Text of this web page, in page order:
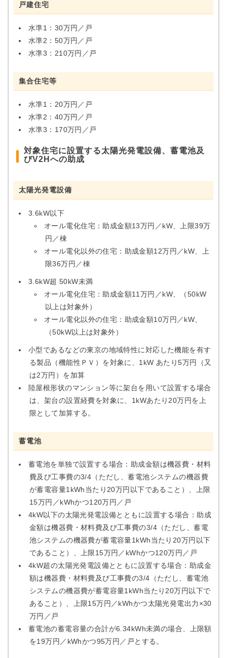
戸建住宅
水準1：30万円／戸
水準2：50万円／戸
水準3：210万円／戸
集合住宅等
水準1：20万円／戸
水準2：40万円／戸
水準3：170万円／戸
対象住宅に設置する太陽光発電設備、蓄電池及
びV2Hへの助成
太陽光発電設備
3.6kW以下
オール電化住宅：助成金額13万円／kW、上限39万
円／棟
オール電化以外の住宅：助成金額12万円／kW、上
限36万円／棟
3.6kW超 50kW未満
オール電化住宅：助成金額11万円／kW、（50kW
以上は対象外）
オール電化以外の住宅：助成金額10万円／kW、
（50kW以上は対象外）
小型であるなどの東京の地域特性に対応した機能を有す
る製品（機能性ＰＶ）を対象に、1kW あたり5万円（又
は2万円）を加算
陸屋根形状のマンション等に架台を用いて設置する場合
は、架台の設置経費を対象に、1kWあたり20万円を上
限として加算する。
蓄電池
蓄電池を単独で設置する場合：助成金額は機器費・材料
費及び工事費の3/4（ただし、蓄電池システムの機器費
が蓄電容量1kWh当たり20万円以下であること）、上限
15万円／kWhかつ120万円／戸
4kW以下の太陽光発電設備とともに設置する場合：助成
金額は機器費・材料費及び工事費の3/4（ただし、蓄電
池システムの機器費が蓄電容量1kWh当たり20万円以下
であること）、上限15万円／kWhかつ120万円／戸
4kW超の太陽光発電設備とともに設置する場合：助成金
額は機器費・材料費及び工事費の3/4（ただし、蓄電池
システムの機器費が蓄電容量1kWh当たり20万円以下で
あること）、上限15万円／kWhかつ太陽光発電出力×30
万円／戸
蓄電池の蓄電容量の合計が6.34kWh未満の場合、上限額
を19万円／kWhかつ95万円／戸とする。